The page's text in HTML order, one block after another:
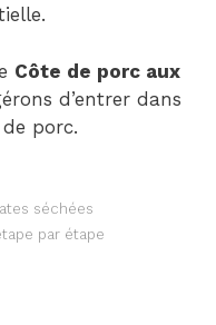
Côte de porc aux
d’entrer dans
porc.
séchées
par étape